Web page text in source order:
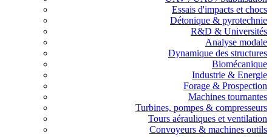
Essais d'impacts et chocs
Détonique & pyrotechnie
R&D & Universités
Analyse modale
Dynamique des structures
Biomécanique
Industrie & Energie
Forage & Prospection
Machines tournantes
Turbines, pompes & compresseurs
Tours aérauliques et ventilation
Convoyeurs & machines outils